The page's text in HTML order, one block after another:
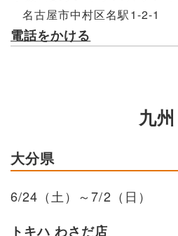
名古屋市中村区名駅1-2-1
電話をかける
九州
大分県
6/24（土）～7/2（日）
トキハ わさだ店